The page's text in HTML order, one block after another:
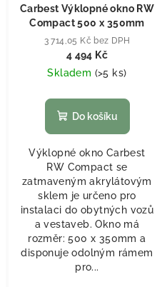
Carbest Výklopné okno RW
Compact 500 x 350mm
3 714,05 Kč bez DPH
4 494 Kč
Skladem (>5 ks)
Do košíku
Výklopné okno Carbest
RW Compact se
zatmaveným akrylátovým
sklem je určeno pro
instalaci do obytných vozů
a vestaveb. Okno má
rozměr: 500 x 350mm a
disponuje odolným rámem
pro...